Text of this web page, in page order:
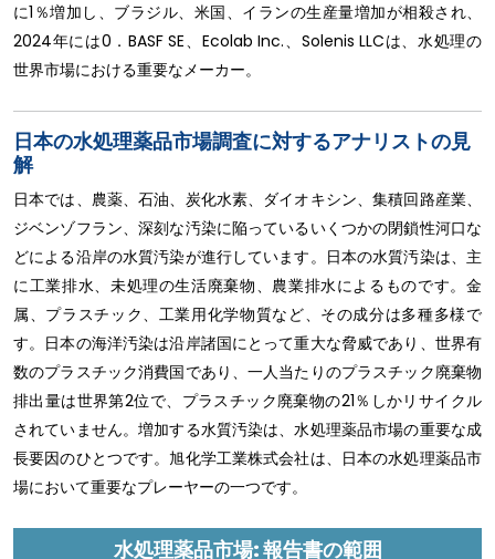
に1％増加し、ブラジル、米国、イランの生産量増加が相殺され、
2024年には0．BASF SE、Ecolab Inc.、Solenis LLCは、水処理の
世界市場における重要なメーカー。
日本の水処理薬品市場調査に対するアナリストの見
解
日本では、農薬、石油、炭化水素、ダイオキシン、集積回路産業、
ジベンゾフラン、深刻な汚染に陥っているいくつかの閉鎖性河口な
どによる沿岸の水質汚染が進行しています。日本の水質汚染は、主
に工業排水、未処理の生活廃棄物、農業排水によるものです。金
属、プラスチック、工業用化学物質など、その成分は多種多様で
す。日本の海洋汚染は沿岸諸国にとって重大な脅威であり、世界有
数のプラスチック消費国であり、一人当たりのプラスチック廃棄物
排出量は世界第2位で、プラスチック廃棄物の21％しかリサイクル
されていません。増加する水質汚染は、水処理薬品市場の重要な成
長要因のひとつです。旭化学工業株式会社は、日本の水処理薬品市
場において重要なプレーヤーの一つです。
水処理薬品市場: 報告書の範囲